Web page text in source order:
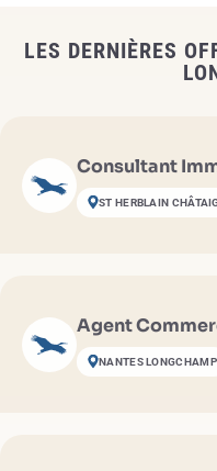
LES DERNIÈRES
Consultant
ST HERBLAIN
Agent
NANTES LONGCHAMP